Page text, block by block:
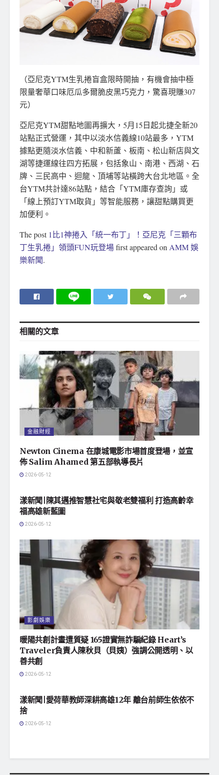
（亞尼克YTM生乳捲盲盒限時開抽，有機會抽中極
限量奢華口味厄瓜多爾脆皮黑巧克力，驚喜現賺307
元）
亞尼克YTM甜點地圖再擴大，5月15日起北捷全新20
站點正式營運，其中以淡水信義線10站最多，YTM
據點更隨淡水信義、中和新蘆、板南、松山新店與文
湖等捷運線往四方拓展，包括象山、南港、西湖、石
牌、三民高中、迴龍、頂埔等站橫跨大台北地區。全
台YTM共計達86站點，結合「YTM庫存查詢」或
「線上預訂YTM取貨」等智能服務，讓甜點購買更
加便利。
The post 1比1神捲入「統一布丁」！亞尼克「三顆布
丁生乳捲」領頭FUN玩登場first appeared on AMM 娛
樂新聞.
相關的文章
金融財經
Newton Cinema 在康城電影市場首度登場，並宣
佈 Salim Ahamed 第五部執導長片
2026-05-12
漾新聞|陳其邁推智慧社宅與敬老雙福利 打造高齡幸
福高雄新藍圖
2026-05-12
影劇娛樂
暖陽共創計畫遭質疑 165證實無詐騙紀錄 Heart’s
Traveler負責人陳秋貝（貝姨）強調公開透明、以
善共創
2026-05-12
漾新聞|愛荷華教師深耕高雄12年 離台前師生依依不
捨
2026-05-12